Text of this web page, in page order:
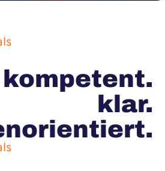
kompetent.
klar.